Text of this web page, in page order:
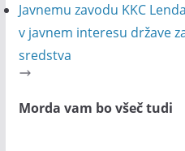
Javnemu zavodu KKC
v javnem interesu države
sredstva
Morda vam bo všeč tudi